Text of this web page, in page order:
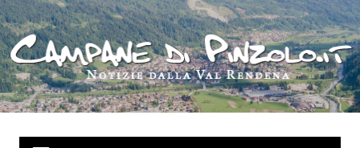
Salta
al
contenuto